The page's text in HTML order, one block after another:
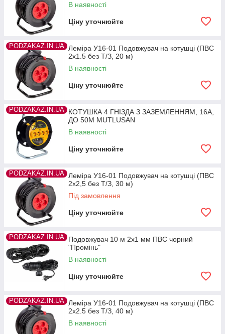
В наявності
Ціну уточнюйте
PODZAKAZ.IN.UA Леміра У16-01 Подовжувач на котушці (ПВС
2х1.5 без Т/З, 20 м)
В наявності
Ціну уточнюйте
PODZAKAZ.IN.UA КОТУШКА 4 ГНІЗДА З ЗАЗЕМЛЕННЯМ, 16А,
ДО 50М MUTLUSAN
В наявності
Ціну уточнюйте
PODZAKAZ.IN.UA Леміра У16-01 Подовжувач на котушці (ПВС
2х2,5 без Т/З, 30 м)
Під замовлення
Ціну уточнюйте
PODZAKAZ.IN.UA Подовжувач 10 м 2х1 мм ПВС чорний
"Промінь"
В наявності
Ціну уточнюйте
PODZAKAZ.IN.UA Леміра У16-01 Подовжувач на котушці (ПВС
2х2.5 без Т/З, 40 м)
В наявності